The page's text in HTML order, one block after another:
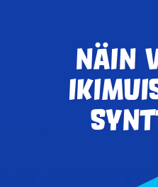
Näin